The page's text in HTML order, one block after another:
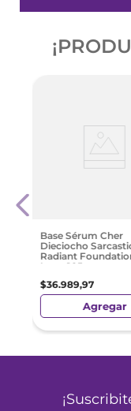
Base Sérum Cher
Dieciocho
Radiant
Latte 105
$36.989,97
Agregar